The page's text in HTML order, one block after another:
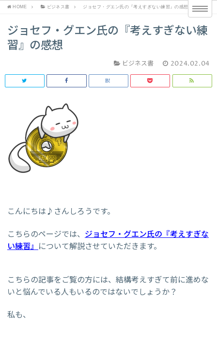
HOME ビジネス書 ジョセフ・グエン氏の『考えすぎない練習』の感想
ジョセフ・グエン氏の『考えすぎない練
習』の感想
ビジネス書 2024.02.04
こんにちは♪さんしろうです。
こちらのページでは、 ジョセフ・グエン氏の『考えすぎな
い練習』 について解説させていただきます。
こちらの記事をご覧の方には、結構考えすぎて前に進めな
いと悩んでいる人もいるのではないでしょうか？
私も、